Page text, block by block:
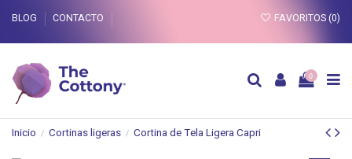
BLOG CONTACTO FAVORITOS (0)
0
Inicio Cortinas ligeras Cortina de Tela Ligera Capri